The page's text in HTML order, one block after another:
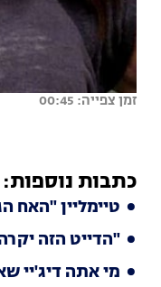
זמן צפייה: 00:45
כתבות נוספות:
טיימליין "האח הגדול" - היום ה-54: יריבויות
"הדייט הזה
מי אתה דיג'יי